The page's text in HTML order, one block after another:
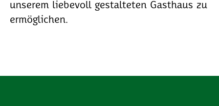
unserem liebevoll gestalteten Gasthaus zu
ermöglichen.